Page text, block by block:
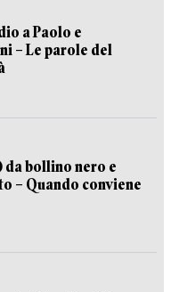
a Paolo e
– Le parole del
da bollino nero e
– Quando conviene